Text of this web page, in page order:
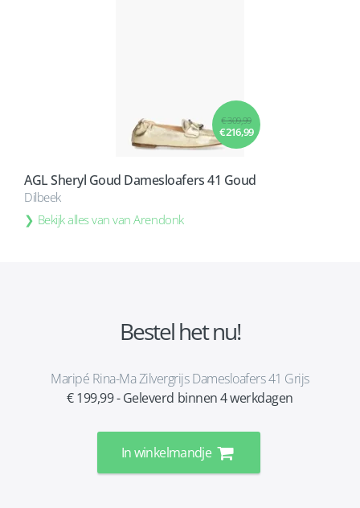
€ 309,99
€ 216,99
AGL Sheryl Goud Damesloafers 41 Goud
Dilbeek
Bekijk alles van van Arendonk
Bestel het nu!
Maripé Rina-Ma Zilvergrijs Damesloafers 41 Grijs
€ 199,99 - Geleverd binnen 4 werkdagen
In winkelmandje